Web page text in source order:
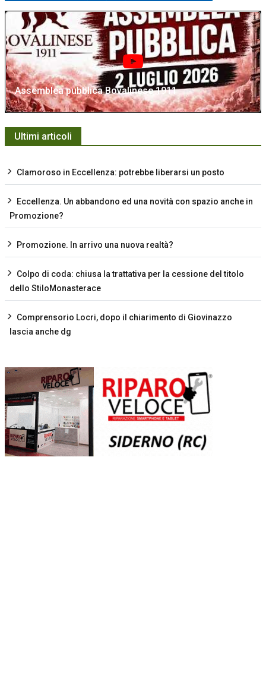
Assemblea pubblica Bovalinese 1911
Ultimi articoli
Clamoroso in Eccellenza: potrebbe liberarsi un posto
Eccellenza. Un abbandono ed una novità con spazio anche in
Promozione?
Promozione. In arrivo una nuova realtà?
Colpo di coda: chiusa la trattativa per la cessione del titolo
dello StiloMonasterace
Comprensorio Locri, dopo il chiarimento di Giovinazzo
lascia anche dg